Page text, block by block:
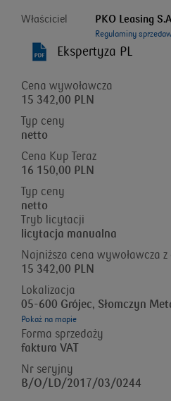
Właściciel PKO Leasing
Regulaminy
Ekspertyza PL
Cena wywoławcza
15 342,00 PLN
Typ ceny
netto
Cena Kup Teraz
16 150,00 PLN
Typ ceny
netto
Tryb licytacji
licytacja manualna
Najniższa cena wywoławcza
15 342,00 PLN
Lokalizacja
05-600 Grójec, Słomczyn
Pokaż na mapie
Forma sprzedaży
faktura VAT
Nr seryjny
B/O/LD/2017/03/0244